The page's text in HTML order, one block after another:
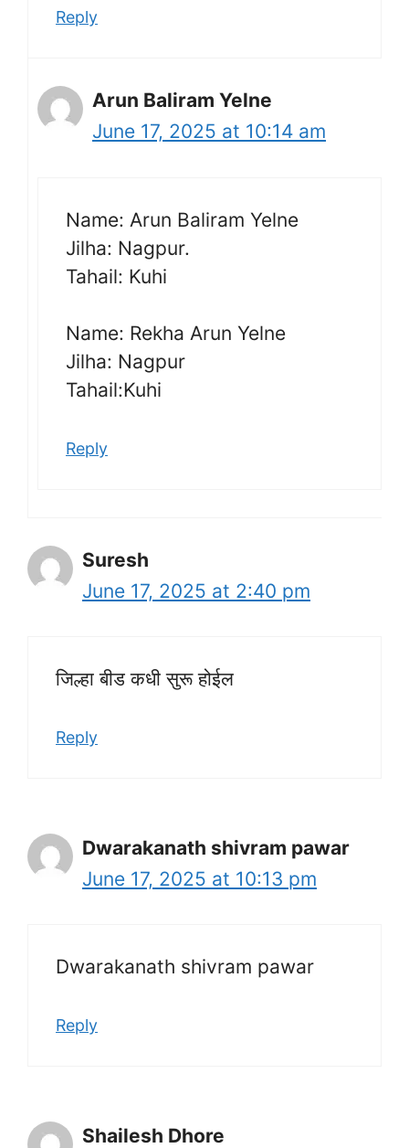
Reply
Arun Baliram Yelne
June 17, 2025 at 10:14 am
Name: Arun Baliram Yelne
Jilha: Nagpur.
Tahail: Kuhi
Name: Rekha Arun Yelne
Jilha: Nagpur
Tahail:Kuhi
Reply
Suresh
June 17, 2025 at 2:40 pm
जिल्हा बीड कधी सुरू होईल
Reply
Dwarakanath shivram pawar
June 17, 2025 at 10:13 pm
Dwarakanath shivram pawar
Reply
Shailesh Dhore